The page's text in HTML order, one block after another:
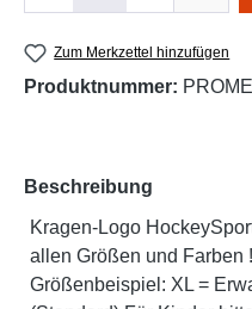
Zum Merkzettel hinzufügen
Produktnummer:
Beschreibung
Kragen-Logo
allen Größen und Farben
Größenbeispiel: XL =